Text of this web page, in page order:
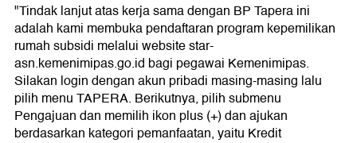
"Tindak lanjut atas kerja sama dengan BP Tapera ini
adalah kami membuka pendaftaran program kepemilikan
rumah subsidi melalui website star-
asn.kemenimipas.go.id bagi pegawai Kemenimipas.
Silakan login dengan akun pribadi masing-masing lalu
pilih menu TAPERA. Berikutnya, pilih submenu
Pengajuan dan memilih ikon plus (+) dan ajukan
berdasarkan kategori pemanfaatan, yaitu Kredit